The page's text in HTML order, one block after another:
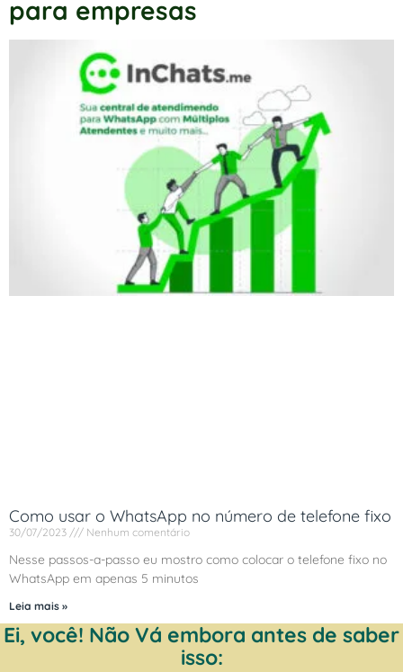
para empresas
Como usar o WhatsApp no número de telefone fixo
30/07/2023 Nenhum comentário
Nesse passos-a-passo eu mostro como colocar o telefone fixo no
WhatsApp em apenas 5 minutos
Leia mais »
Ei, você! Não Vá embora antes de saber
isso: